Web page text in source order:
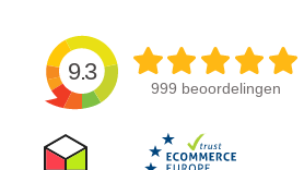
9.3
999 beoordelingen